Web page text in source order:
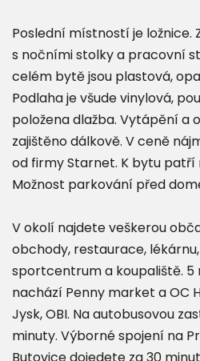
Poslední místností je ložnice.
s nočními stolky a pracovní
celém bytě jsou plastová,
Podlaha je všude vinylová,
položena dlažba. Vytápění a
zajištěno dálkově. V ceně
od firmy Starnet. K bytu patří
Možnost parkování před
V okolí najdete veškerou
obchody, restaurace, lékárnu,
sportcentrum a koupaliště. 5
nachází Penny market a OC
Jysk, OBI. Na autobusovou
minuty. Výborné spojení na
Butovice dojedete za 30